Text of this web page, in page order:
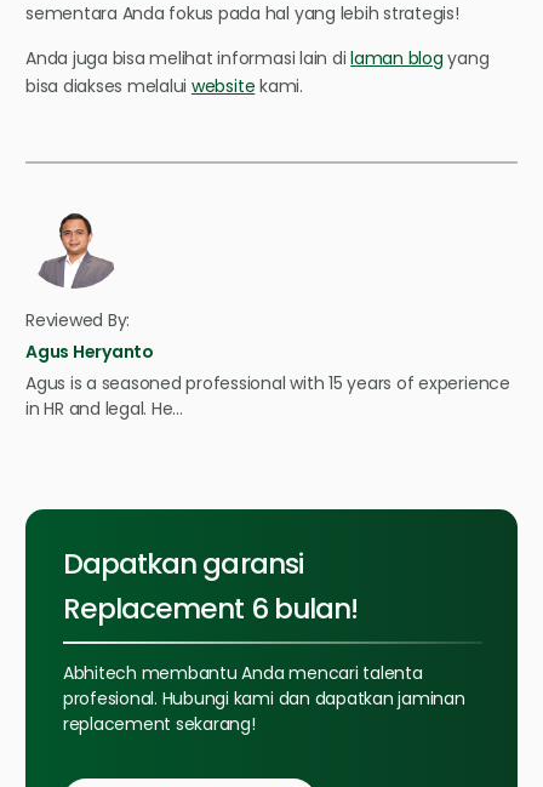
sementara Anda fokus pada hal yang lebih strategis!
Anda juga bisa melihat informasi lain dilaman blog yang
bisa diakses melalui website kami.
Reviewed By:
Agus Heryanto
Agus is a seasoned professional with 15 years of experience
in HR and legal. He…
Dapatkan garansi
Replacement 6 bulan!
Abhitech membantu Anda mencari talenta
profesional. Hubungi kami dan dapatkan jaminan
replacement sekarang!